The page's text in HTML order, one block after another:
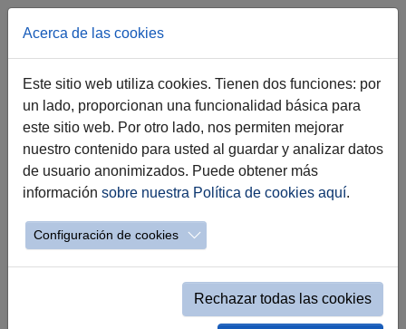
Año:2026
Descripción:
Esta colección se presenta en dos formatos DXF y PDF.
Los ficheros PDF se han obtenido de los originales en
en formato A-4 y a una escala de 1:2000. Los ficheros
DXF corresponden a la cartografía 1:500 de Jerez de la
cartografía digital de cualquier zona urbana de Jerez de
la Frontera se puede adquirir, al completo (202 niveles),
Acerca de las cookies
Este sitio web utiliza cookies. Tienen dos funciones: por
un lado, proporcionan una funcionalidad básica para
este sitio web. Por otro lado, nos permiten mejorar
nuestro contenido para usted al guardar y analizar datos
de usuario anonimizados. Puede obtener más
información sobre nuestra Política de cookies aquí.
Configuración de cookies
Rechazar todas las cookies